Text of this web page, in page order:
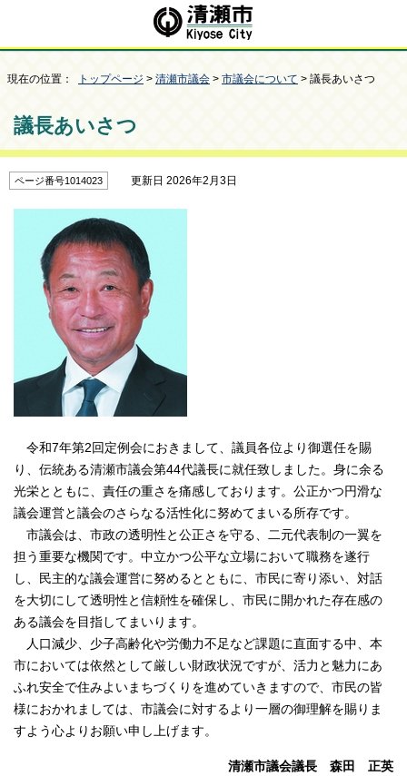
現在の位置： トップページ > 清瀬市議会 > 市議会について > 議長あいさつ
議長あいさつ
ページ番号1014023 更新日 2026年2月3日
令和7年第2回定例会におきまして、議員各位より御選任を賜
り、伝統ある清瀬市議会第44代議長に就任致しました。身に余る
光栄とともに、責任の重さを痛感しております。公正かつ円滑な
議会運営と議会のさらなる活性化に努めてまいる所存です。
市議会は、市政の透明性と公正さを守る、二元代表制の一翼を
担う重要な機関です。中立かつ公平な立場において職務を遂行
し、民主的な議会運営に努めるとともに、市民に寄り添い、対話
を大切にして透明性と信頼性を確保し、市民に開かれた存在感の
ある議会を目指してまいります。
人口減少、少子高齢化や労働力不足など課題に直面する中、本
市においては依然として厳しい財政状況ですが、活力と魅力にあ
ふれ安全で住みよいまちづくりを進めていきますので、市民の皆
様におかれましては、市議会に対するより一層の御理解を賜りま
すよう心よりお願い申し上げます。
清瀬市議会議長 森田 正英